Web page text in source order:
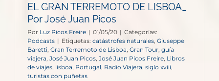
EL GRAN TERREMOTO DE LISBOA_
Por José Juan Picos
Por Luz Picos Freire | 01/05/20 | Categorías:
Podcasts | Etiquetas: catástrofes naturales Giuseppe
Baretti Gran Terremoto de Lisboa, Gran Tour guía
viajera José Juan Picos José Juan Picos Freire Libros
de viajes lisboa Portugal Radio Viajera siglo xviii
turistas con puñetas